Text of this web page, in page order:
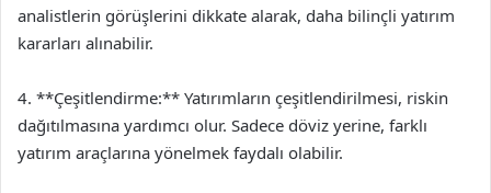
analistlerin görüşlerini dikkate alarak, daha bilinçli yatırım
kararları alınabilir.
4. **Çeşitlendirme:** Yatırımların çeşitlendirilmesi, riskin
dağıtılmasına yardımcı olur. Sadece döviz yerine, farklı
yatırım araçlarına yönelmek faydalı olabilir.